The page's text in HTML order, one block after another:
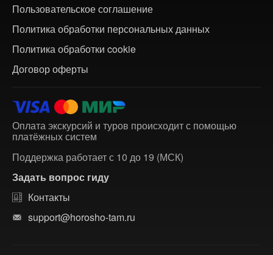
Пользовательское соглашение
Политика обработки персональных данных
Политика обработки cookie
Договор оферты
Оплата экскурсий и туров происходит с помощью
платёжных систем
Поддержка работает с 10 до 19 (МСК)
Задать вопрос гиду
Контакты
support@horosho-tam.ru